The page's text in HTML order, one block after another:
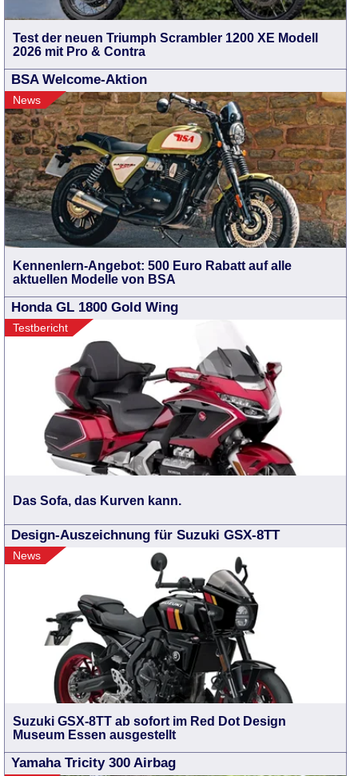
Test der neuen Triumph Scrambler 1200 XE Modell
2026 mit Pro & Contra
BSA Welcome-Aktion
News
Kennenlern-Angebot: 500 Euro Rabatt auf alle
aktuellen Modelle von BSA
Honda GL 1800 Gold Wing
Testbericht
Das Sofa, das Kurven kann.
Design-Auszeichnung für Suzuki GSX-8TT
News
Suzuki GSX-8TT ab sofort im Red Dot Design
Museum Essen ausgestellt
Yamaha Tricity 300 Airbag